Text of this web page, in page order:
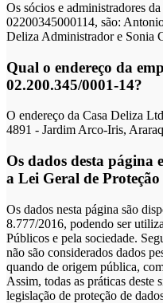
Os sócios e administradores
02200345000114, são:
Deliza Administrador e Sonia
Qual o endereço da
02.200.345/0001-14?
O endereço da Casa Deliza
4891 - Jardim Arco-Iris,
Os dados desta página
a Lei Geral de
Os dados nesta página são
8.777/2016, podendo ser
Públicos e pela sociedade.
não são considerados dados
quando de origem pública,
Assim, todas as práticas deste
legislação de proteção de